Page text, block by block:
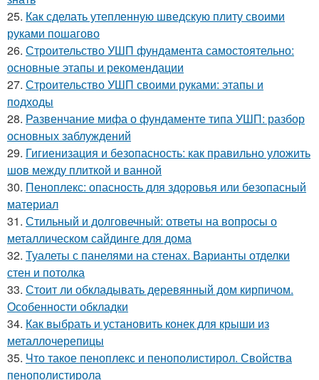
25. Как сделать утепленную шведскую плиту своими
руками пошагово
26. Строительство УШП фундамента самостоятельно:
основные этапы и рекомендации
27. Строительство УШП своими руками: этапы и
подходы
28. Развенчание мифа о фундаменте типа УШП: разбор
основных заблуждений
29. Гигиенизация и безопасность: как правильно уложить
шов между плиткой и ванной
30. Пеноплекс: опасность для здоровья или безопасный
материал
31. Стильный и долговечный: ответы на вопросы о
металлическом сайдинге для дома
32. Туалеты с панелями на стенах. Варианты отделки
стен и потолка
33. Стоит ли обкладывать деревянный дом кирпичом.
Особенности обкладки
34. Как выбрать и установить конек для крыши из
металлочерепицы
35. Что такое пеноплекс и пенополистирол. Свойства
пенополистирола